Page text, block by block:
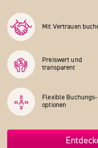
Mit Vertrauen
Preiswert und
transparent
Flexible Buchungs­
optionen